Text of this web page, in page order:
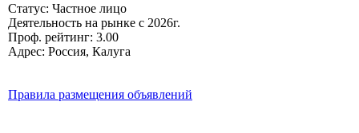
Статус: Частное лицо
Деятельность на рынке с 2026г.
Проф. рейтинг: 3.00
Адрес: Россия, Калуга
Правила размещения объявлений